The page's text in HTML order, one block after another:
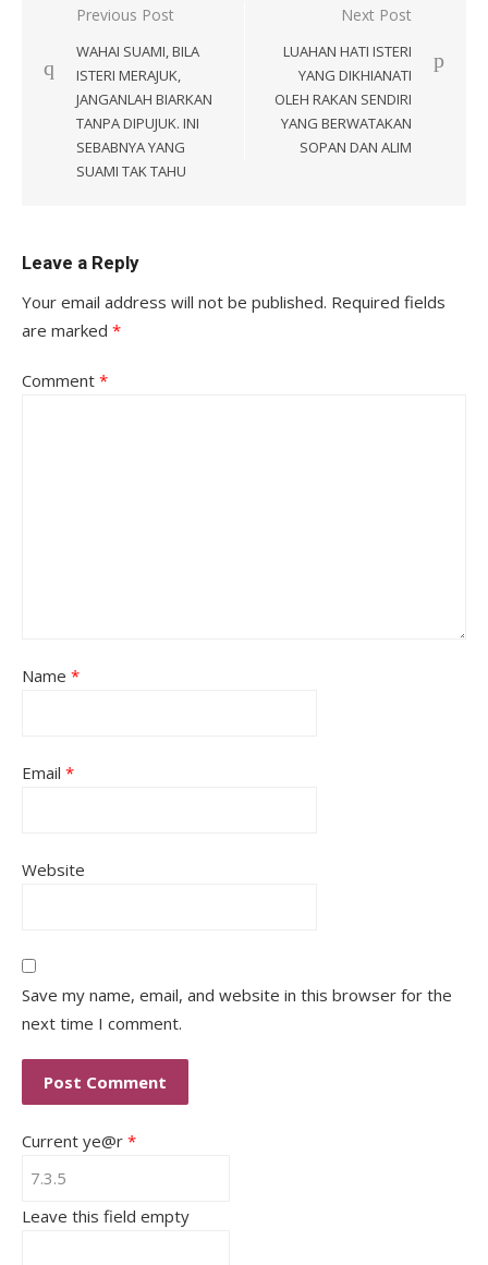
Post
navigation
Previous Post
WAHAI SUAMI, BILA
ISTERI MERAJUK,
JANGANLAH BIARKAN
TANPA DIPUJUK. INI
SEBABNYA YANG
SUAMI TAK TAHU
Next Post
LUAHAN HATI ISTERI
YANG DIKHIANATI
OLEH RAKAN SENDIRI
YANG BERWATAKAN
SOPAN DAN ALIM
Leave a Reply
Your email address will not be published. Required fields
are marked *
Comment *
Name *
Email *
Website
Save my name, email, and website in this browser for the
next time I comment.
Current ye@r *
Leave this field empty